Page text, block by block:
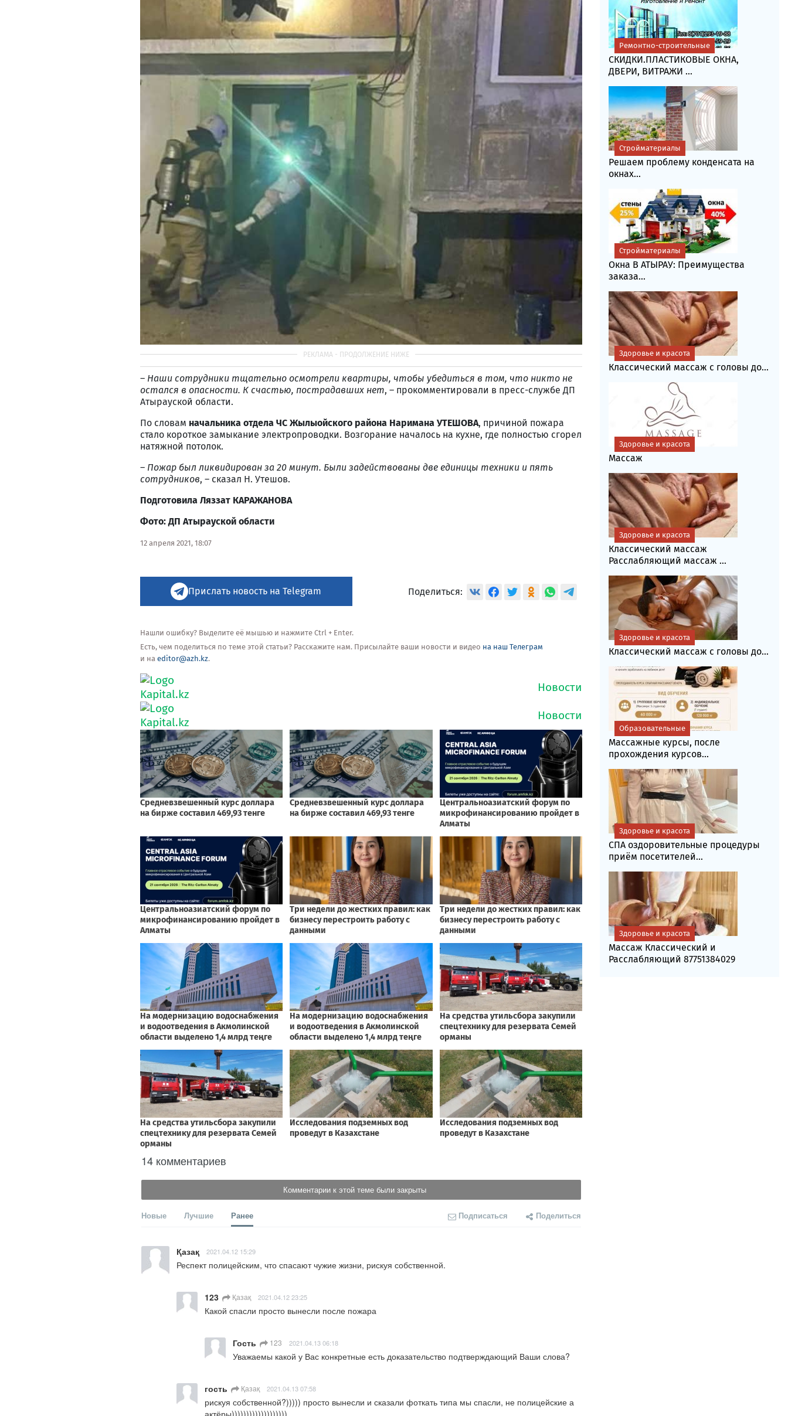
– Наши сотрудники тщательно осмотрели квартиры, чтобы убедиться в том, что никто не
остался в опасности. К счастью, пострадавших нет, – прокомментировали в пресс-службе ДП
Атырауской области.
По словам начальника отдела ЧС Жылыойского района Наримана УТЕШОВА, причиной пожара
стало короткое замыкание электропроводки. Возгорание началось на кухне, где полностью сгорел
натяжной потолок.
– Пожар был ликвидирован за 20 минут. Были задействованы две единицы техники и пять
сотрудников, – сказал Н. Утешов.
Подготовила Ляззат КАРАЖАНОВА
Фото: ДП Атырауской области
12 апреля 2021, 18:07
Прислать новость на Telegram Поделиться:
Нашли ошибку? Выделите её мышью и нажмите Ctrl + Enter.
Есть, чем поделиться по теме этой статьи? Расскажите нам. Присылайте ваши новости и видео на наш Телеграм
и на editor@azh.kz.
14 комментариев
Комментарии к этой теме были закрыты
Новые Лучшие Ранее Подписаться Поделиться
Қазақ 2021.04.12 15:29
Респект полицейским, что спасают чужие жизни, рискуя собственной.
123 Қазақ 2021.04.12 23:25
Какой спасли просто вынесли после пожара
Гость 123 2021.04.13 06:18
Уважаемы какой у Вас конкретные есть доказательство подтверждающий Ваши слова?
гость Қазақ 2021.04.13 07:58
рискуя собственной?))))) просто вынесли и сказали фоткать типа мы спасли, не полицейские а
СКИДКИ.ПЛАСТИКОВЫЕ ОКНА,
ДВЕРИ, ВИТРАЖИ ...
Ремонтно-строительные
Решаем проблему конденсата на
окнах...
Стройматериалы
Окна В АТЫРАУ: Преимущества
заказа...
Стройматериалы
Классический массаж с головы до...
Здоровье и красота
Массаж
Здоровье и красота
Классический массаж
Расслабляющий массаж ...
Здоровье и красота
Классический массаж с головы до...
Здоровье и красота
Массажные курсы, после
прохождения курсов...
Образовательные
СПА оздоровительные процедуры
приём посетителей...
Здоровье и красота
Массаж Классический и
Расслабляющий 87751384029
Здоровье и красота